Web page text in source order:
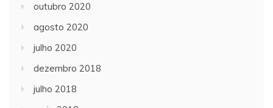
outubro 2020
agosto 2020
julho 2020
dezembro 2018
julho 2018